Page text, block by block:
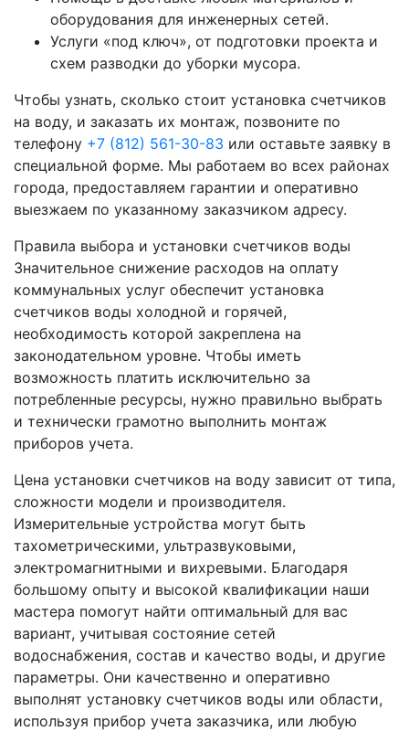
оборудования для инженерных сетей.
Услуги «под ключ», от подготовки проекта и
схем разводки до уборки мусора.
Чтобы узнать, сколько стоит установка счетчиков
на воду, и заказать их монтаж, позвоните по
телефону +7 (812) 561-30-83 или оставьте заявку в
специальной форме. Мы работаем во всех районах
города, предоставляем гарантии и оперативно
выезжаем по указанному заказчиком адресу.
Правила выбора и установки счетчиков воды
Значительное снижение расходов на оплату
коммунальных услуг обеспечит установка
счетчиков воды холодной и горячей,
необходимость которой закреплена на
законодательном уровне. Чтобы иметь
возможность платить исключительно за
потребленные ресурсы, нужно правильно выбрать
и технически грамотно выполнить монтаж
приборов учета.
Цена установки счетчиков на воду зависит от типа,
сложности модели и производителя.
Измерительные устройства могут быть
тахометрическими, ультразвуковыми,
электромагнитными и вихревыми. Благодаря
большому опыту и высокой квалификации наши
мастера помогут найти оптимальный для вас
вариант, учитывая состояние сетей
водоснабжения, состав и качество воды, и другие
параметры. Они качественно и оперативно
выполнят установку счетчиков воды или области,
используя прибор учета заказчика, или любую